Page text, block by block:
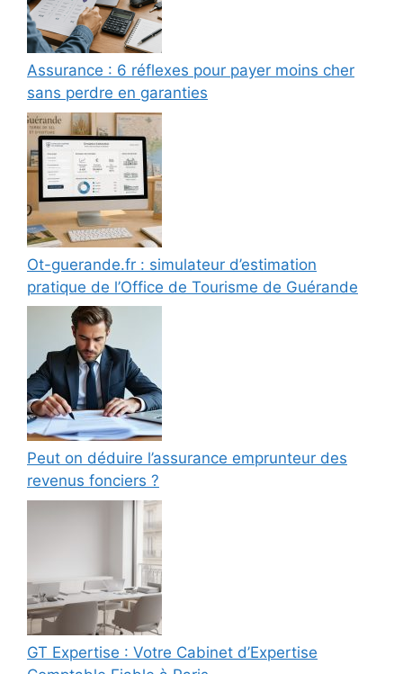
Assurance : 6 réflexes pour payer moins cher
sans perdre en garanties
Ot-guerande.fr : simulateur d’estimation
pratique de l’Office de Tourisme de Guérande
Peut on déduire l’assurance emprunteur des
revenus fonciers ?
GT Expertise : Votre Cabinet d’Expertise